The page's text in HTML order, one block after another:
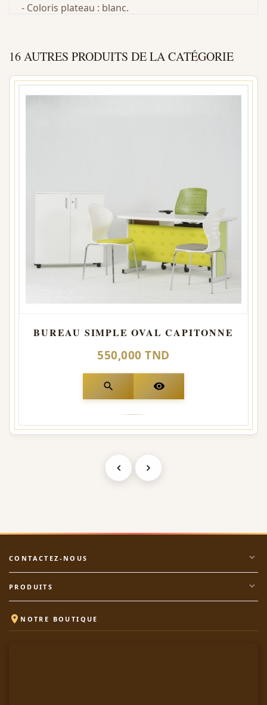
- Coloris plateau : blanc.
16 AUTRES PRODUITS DE LA CATÉGORIE
BUREAU SIMPLE OVAL CAPITONNE
550,000 TND
search visibility
CONTACTEZ-NOUS expand_more
PRODUITS expand_more
 NOTRE BOUTIQUE